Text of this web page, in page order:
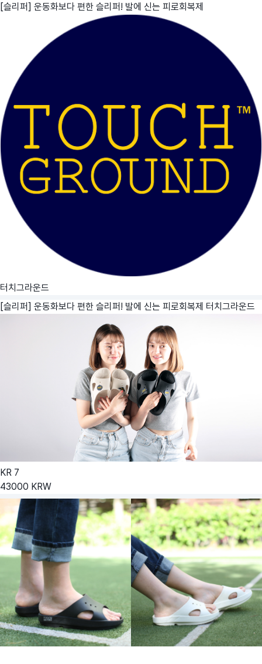
[슬리퍼] 운동화보다 편한 슬리퍼! 발에 신는 피로회복제
터치그라운드
[슬리퍼] 운동화보다 편한 슬리퍼! 발에 신는 피로회복제 터치그라운드
KR 7
43000 KRW